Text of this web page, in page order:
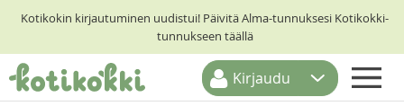
Kotikokin kirjautuminen uudistui! Päivitä Alma-tunnuksesi Kotikokki-
tunnukseen täällä
Kirjaudu